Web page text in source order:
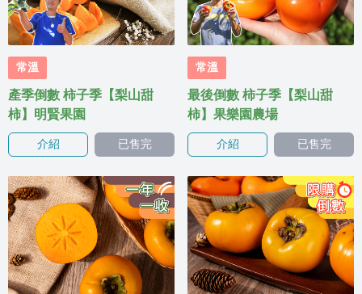
常溫
產季倒數 柿子季【梨山甜
柿】明賢果園
介紹 已售完
常溫
最後倒數 柿子季【梨山甜
柿】果樂園農場
介紹 已售完